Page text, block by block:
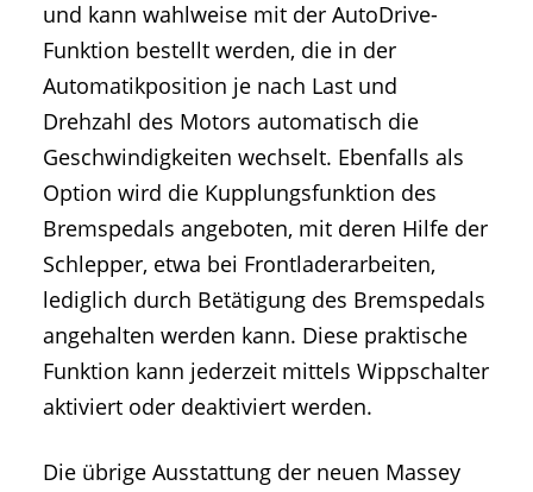
und kann wahlweise mit der AutoDrive-
Funktion bestellt werden, die in der
Automatikposition je nach Last und
Drehzahl des Motors automatisch die
Geschwindigkeiten wechselt. Ebenfalls als
Option wird die Kupplungsfunktion des
Bremspedals angeboten, mit deren Hilfe der
Schlepper, etwa bei Frontladerarbeiten,
lediglich durch Betätigung des Bremspedals
angehalten werden kann. Diese praktische
Funktion kann jederzeit mittels Wippschalter
aktiviert oder deaktiviert werden.
Die übrige Ausstattung der neuen Massey